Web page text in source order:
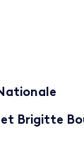
et Brigitte